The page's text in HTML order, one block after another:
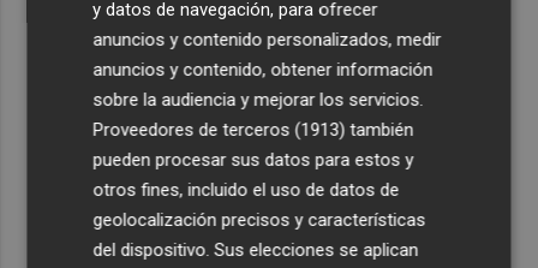
y datos de navegación, para ofrecer
anuncios y contenido personalizados, medir
anuncios y contenido, obtener información
sobre la audiencia y mejorar los servicios.
Proveedores de terceros (1913) también
pueden procesar sus datos para estos y
otros fines, incluido el uso de datos de
geolocalización precisos y características
del dispositivo. Sus elecciones se aplican